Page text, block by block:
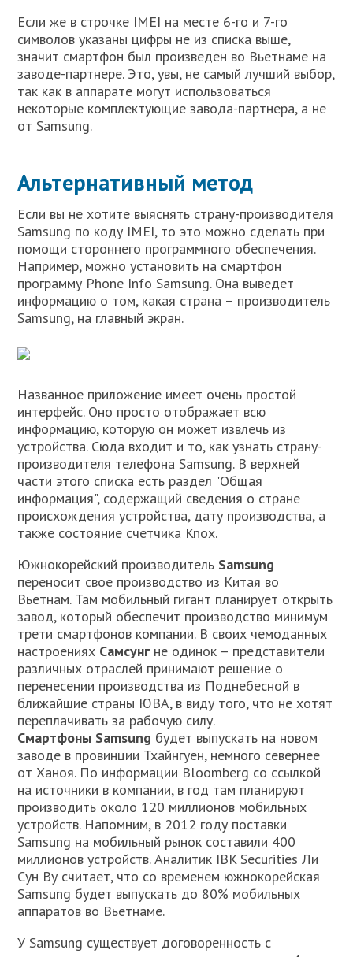
Если же в строчке IMEI на месте 6-го и 7-го
символов указаны цифры не из списка выше,
значит смартфон был произведен во Вьетнаме на
заводе-партнере. Это, увы, не самый лучший выбор,
так как в аппарате могут использоваться
некоторые комплектующие завода-партнера, а не
от Samsung.
Альтернативный метод
Если вы не хотите выяснять страну-производителя
Samsung по коду IMEI, то это можно сделать при
помощи стороннего программного обеспечения.
Например, можно установить на смартфон
программу Phone Info Samsung. Она выведет
информацию о том, какая страна – производитель
Samsung, на главный экран.
Названное приложение имеет очень простой
интерфейс. Оно просто отображает всю
информацию, которую он может извлечь из
устройства. Сюда входит и то, как узнать страну-
производителя телефона Samsung. В верхней
части этого списка есть раздел "Общая
информация", содержащий сведения о стране
происхождения устройства, дату производства, а
также состояние счетчика Knox.
Южнокорейский производитель Samsung
переносит свое производство из Китая во
Вьетнам. Там мобильный гигант планирует открыть
завод, который обеспечит производство минимум
трети смартфонов компании. В своих чемоданных
настроениях Самсунг не одинок – представители
различных отраслей принимают решение о
перенесении производства из Поднебесной в
ближайшие страны ЮВА, в виду того, что не хотят
переплачивать за рабочую силу.
Смартфоны Samsung будет выпускать на новом
заводе в провинции Тхайнгуен, немного севернее
от Ханоя. По информации Bloomberg со ссылкой
на источники в компании, в год там планируют
производить около 120 миллионов мобильных
устройств. Напомним, в 2012 году поставки
Samsung на мобильный рынок составили 400
миллионов устройств. Аналитик IBK Securities Ли
Сун Ву считает, что со временем южнокорейская
Samsung будет выпускать до 80% мобильных
аппаратов во Вьетнаме.
У Samsung существует договоренность с